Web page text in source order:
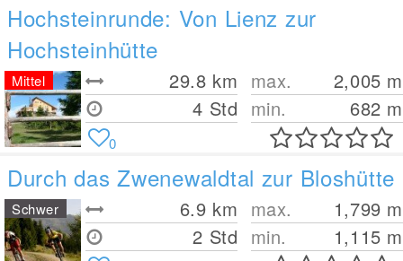
Hochsteinrunde: Von Lienz zur
Hochsteinhütte
29.8 km
4 Std
max. 2,005 m
min.
682 m
Mittel
0
Durch das Zwenewaldtal zur Bloshütte
6.9 km
2 Std
max. 1,799 m
min.
1,115 m
Schwer